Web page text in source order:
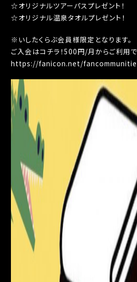
☆オリジナルツアーパスプレゼント！
☆オリジナル温泉タオルプレゼント！
※ いしたくらぶ会員様限定となります。
ご入会はコチラ！500円/月からご利用で
https://fanicon.net/